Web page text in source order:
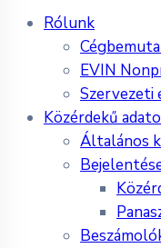
Rólunk
EVIN
Szervezeti
Közérdekű
Általános